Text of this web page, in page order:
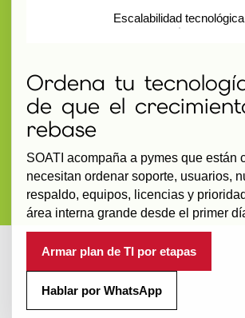
Escalabilidad tecnológica
Ordena tu
de que el
rebase
SOATI acompaña a pymes que están
necesitan ordenar soporte, usuarios,
respaldo, equipos, licencias y
área interna grande desde el primer
Armar plan de TI por etapas
Hablar por WhatsApp